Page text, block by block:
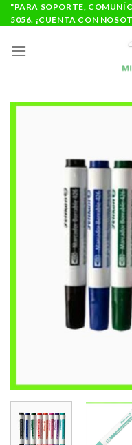
Saltar
al
"PARA SOPORTE,
5056. ¡CUENTA CON